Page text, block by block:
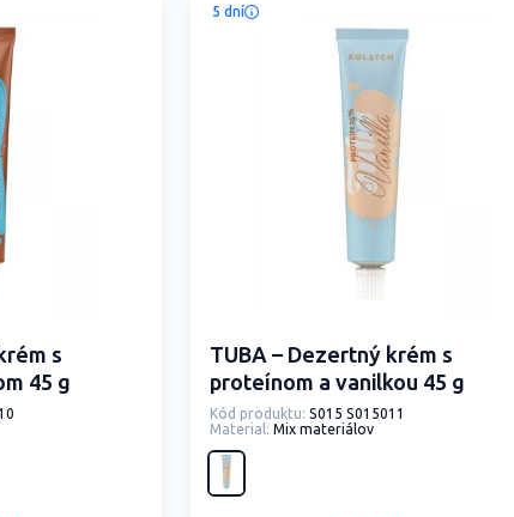
s
45 g
5 dní
TUBA – Dezertný krém s
proteínom a vanilkou 45 g
Kód produktu: S015 S015011
Material: Mix materiálov